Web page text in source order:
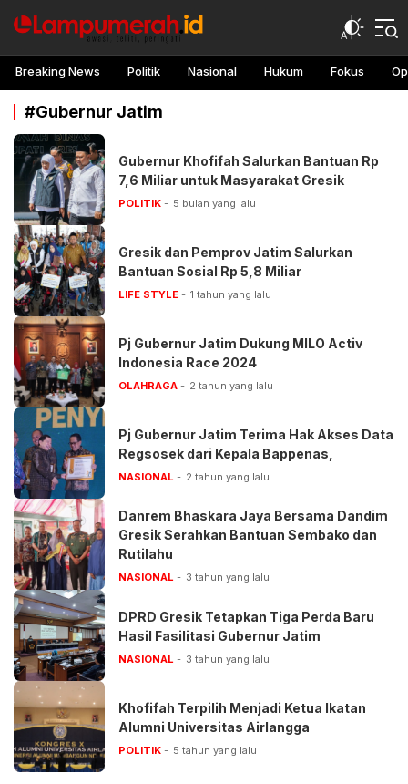
lampu merah
Awasi, teliti, peringati
Breaking News Politik Nasional Hukum Fokus
#Gubernur Jatim
Gubernur Khofifah Salurkan Bantuan Rp
7,6 Miliar untuk Masyarakat Gresik
POLITIK 5 bulan yang lalu
Gresik dan Pemprov Jatim Salurkan
Bantuan Sosial Rp 5,8 Miliar
LIFE STYLE 1 tahun yang lalu
Pj Gubernur Jatim Dukung MILO Activ
Indonesia Race 2024
OLAHRAGA 2 tahun yang lalu
Pj Gubernur Jatim Terima Hak Akses Data
Regsosek dari Kepala Bappenas,
NASIONAL 2 tahun yang lalu
Danrem Bhaskara Jaya Bersama Dandim
Gresik Serahkan Bantuan Sembako dan
Rutilahu
NASIONAL 3 tahun yang lalu
DPRD Gresik Tetapkan Tiga Perda Baru
Hasil Fasilitasi Gubernur Jatim
NASIONAL 3 tahun yang lalu
Khofifah Terpilih Menjadi Ketua Ikatan
Alumni Universitas Airlangga
POLITIK 5 tahun yang lalu